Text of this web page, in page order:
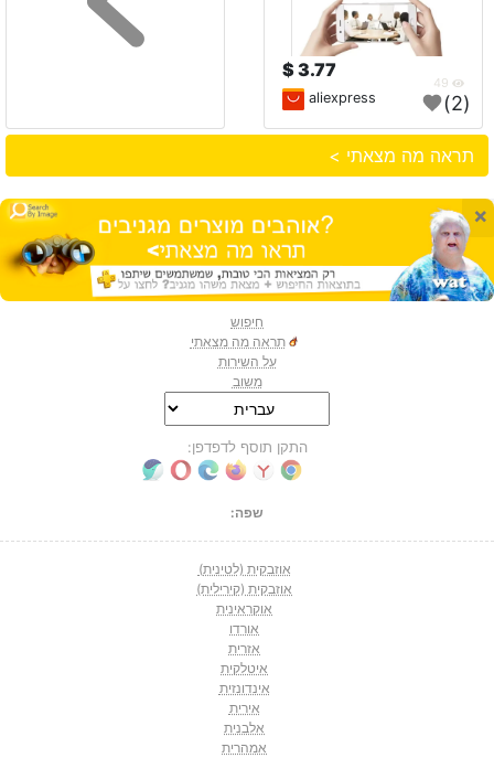
3.77 $
aliexpress (2)
תראה מה מצאתי >
×
חיפוש
תראה מה מצאתי
על השירות
משוב
התקן תוסף לדפדפן:
שפה:
אוזבקית (לטינית)
אוזבקית (קירילית)
אוקראינית
אורדו
אזרית
איטלקית
אינדונזית
אירית
אלבנית
אמהרית